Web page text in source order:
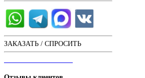
ЗАКАЗАТЬ / СПРОСИТЬ